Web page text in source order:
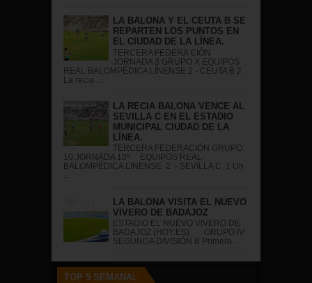
LA BALONA Y EL CEUTA B SE
REPARTEN LOS PUNTOS EN
EL CIUDAD DE LA LÍNEA.
TERCERA FEDERA CIÓN
JORNADA 3 GRUPO X EQUIPOS
REAL BALOMPÉDICA LÍNENSE 2 - CEUTA B 2
La recia ...
LA RECIA BALONA VENCE AL
SEVILLA C EN EL ESTADIO
MUNICIPAL CIUDAD DE LA
LÍNEA.
TERCERA FEDERACIÓN GRUPO
10 JORNADA 10ª EQUIPOS REAL
BALOMPÉDICA LINENSE 2 - SEVILLA C 1 Un
...
LA BALONA VISITA EL NUEVO
VIVERO DE BADAJOZ
ESTADIO EL NUEVO VIVERO DE
BADAJOZ (HOY.ES) GRUPO IV
SEGUNDA DIVISIÓN B Primera ...
TOP 5 SEMANAL